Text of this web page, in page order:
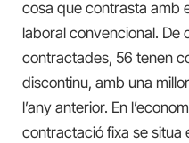
cosa que contrasta amb
laboral convencional. De
contractades, 56 tenen
discontinu, amb una
l’any anterior. En
contractació fixa se situa